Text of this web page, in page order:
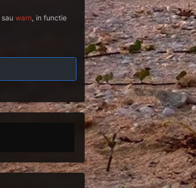
sau warn, in functie